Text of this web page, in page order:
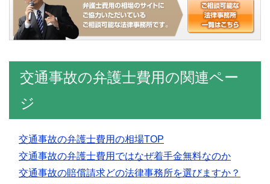
交通事故の弁護士費用の関連ペー
ジ
交通事故の弁護士費用の相場TOP
交通事故の弁護士費用ではなぜ着手金無料なのか
交通事故の賠償請求どの法律事務所を選びますか？